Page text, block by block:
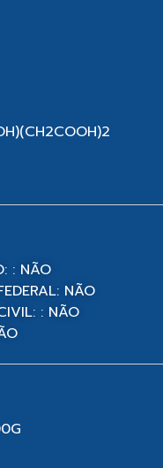
: NÃO
NÃO
: NÃO